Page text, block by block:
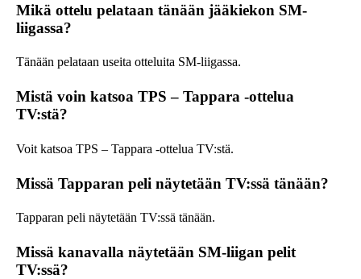
Mikä ottelu pelataan tänään jääkiekon SM-
liigassa?
Tänään pelataan useita otteluita SM-liigassa.
Mistä voin katsoa TPS – Tappara -ottelua
TV:stä?
Voit katsoa TPS – Tappara -ottelua TV:stä.
Missä Tapparan peli näytetään TV:ssä tänään?
Tapparan peli näytetään TV:ssä tänään.
Missä kanavalla näytetään SM-liigan pelit
TV:ssä?